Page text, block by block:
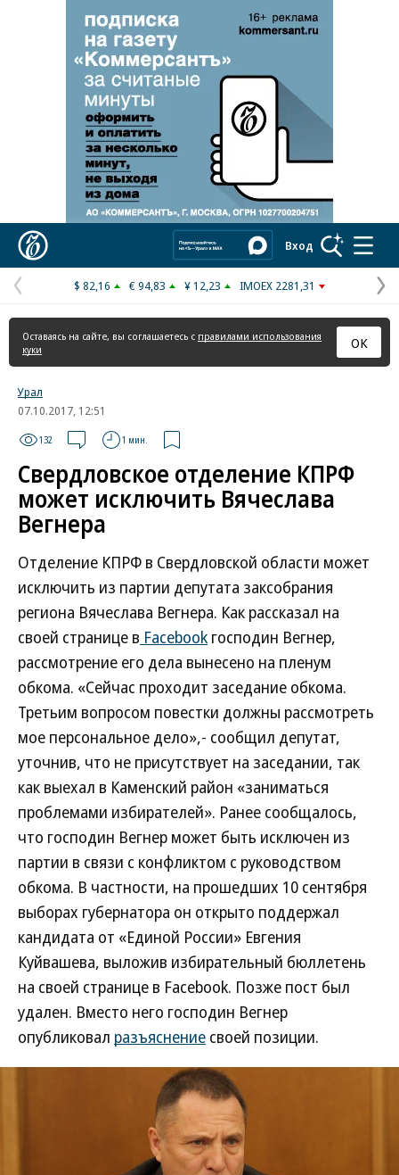
Вход
Предыдущая
страница
$ 82,16 € 94,83 ¥ 12,23 IMOEX 2281,31
Оставаясь на сайте, вы соглашаетесь с правилами использования
куки
ОК
Урал
07.10.2017, 12:51
132 1 мин.
Свердловское отделение КПРФ
может исключить Вячеслава
Вегнера
Отделение КПРФ в Свердловской области может
исключить из партии депутата заксобрания
региона Вячеслава Вегнера. Как рассказал на
своей странице в Facebook господин Вегнер,
рассмотрение его дела вынесено на пленум
обкома. «Сейчас проходит заседание обкома.
Третьим вопросом повестки должны рассмотреть
мое персональное дело»,- сообщил депутат,
уточнив, что не присутствует на заседании, так
как выехал в Каменский район «заниматься
проблемами избирателей». Ранее сообщалось,
что господин Вегнер может быть исключен из
партии в связи с конфликтом с руководством
обкома. В частности, на прошедших 10 сентября
выборах губернатора он открыто поддержал
кандидата от «Единой России» Евгения
Куйвашева, выложив избирательный бюллетень
на своей странице в Facebook. Позже пост был
удален. Вместо него господин Вегнер
опубликовал разъяснение своей позиции.